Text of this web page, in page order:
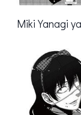
Miki Yanagi